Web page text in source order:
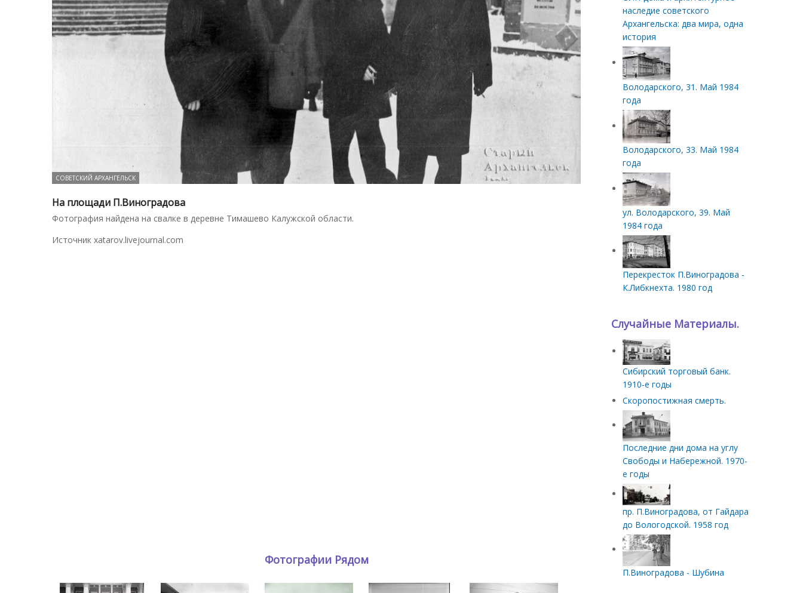
СОВЕТСКИЙ АРХАНГЕЛЬСК
На площади П.Виноградова
Фотография найдена на свалке в деревне Тимашево Калужской области.
Источник xatarov.livejournal.com
Фотографии Рядом
наследие советского
Архангельска: два мира, одна
история
Володарского, 31. Май 1984
года
Володарского, 33. Май 1984
года
ул. Володарского, 39. Май
1984 года
Перекресток П.Виноградова -
К.Либкнехта. 1980 год
Случайные Материалы.
Сибирский торговый банк.
1910-е годы
Скоропостижная смерть.
Последние дни дома на углу
Свободы и Набережной. 1970-
е годы
пр. П.Виноградова, от Гайдара
до Вологодской. 1958 год
П.Виноградова - Шубина